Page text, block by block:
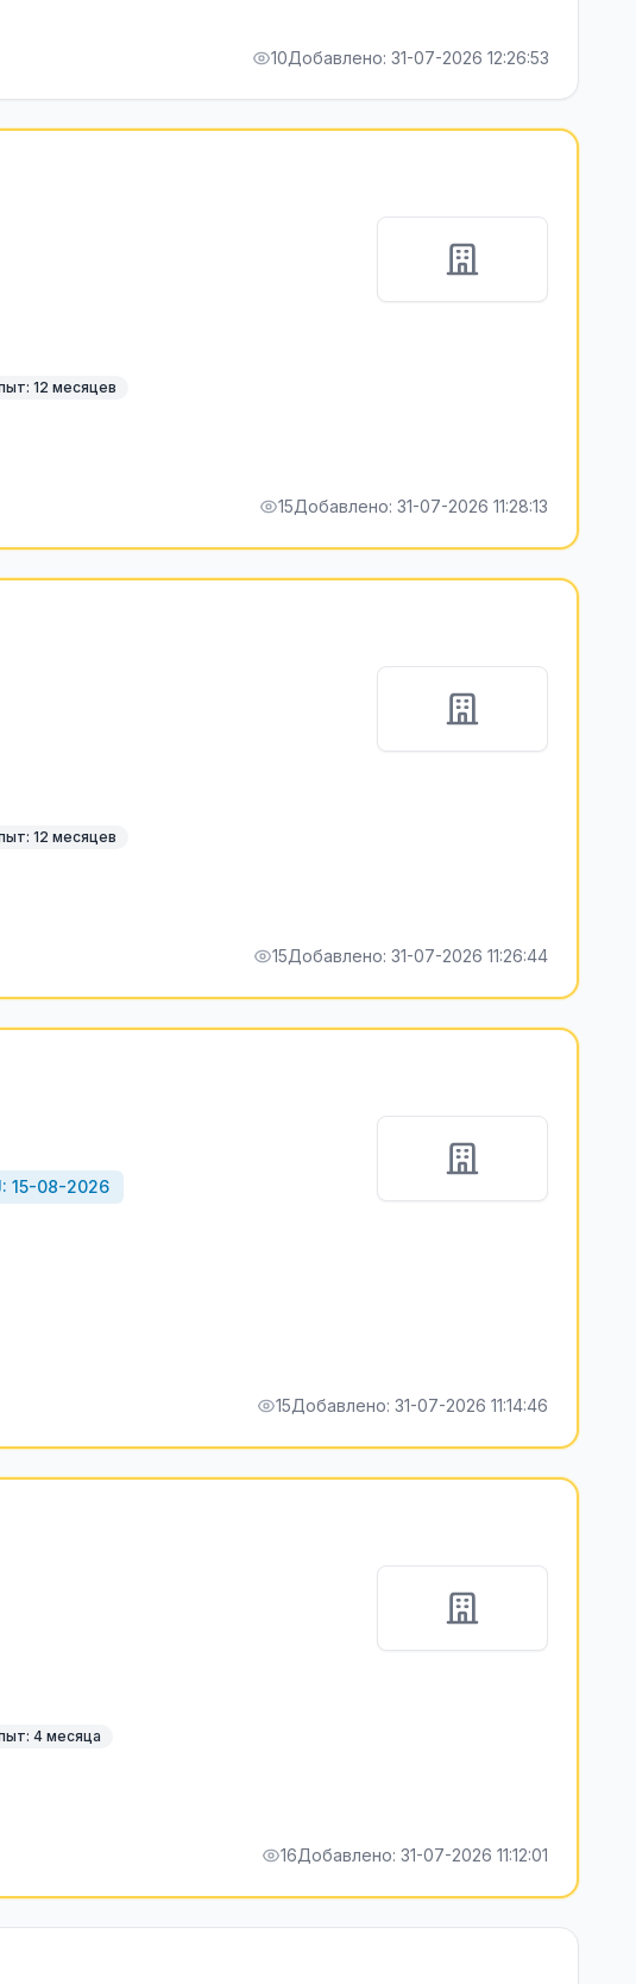
10Добавлено: 31-07-2026 12:26:53
12 месяцев
15Добавлено: 31-07-2026 11:28:13
12 месяцев
15Добавлено: 31-07-2026 11:26:44
15-08-2026
15Добавлено: 31-07-2026 11:14:46
4 месяца
16Добавлено: 31-07-2026 11:12:01